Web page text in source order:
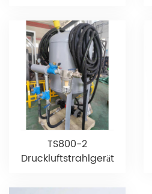
TS800-2
Druckluftstrahlgerät